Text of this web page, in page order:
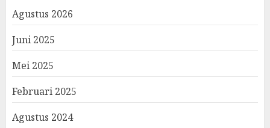
Agustus 2026
Juni 2025
Mei 2025
Februari 2025
Agustus 2024